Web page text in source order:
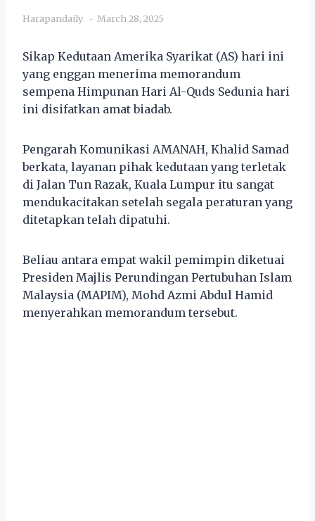
Harapandaily March 28, 2025
Sikap Kedutaan Amerika Syarikat (AS) hari ini
yang enggan menerima memorandum
sempena Himpunan Hari Al-Quds Sedunia hari
ini disifatkan amat biadab.
Pengarah Komunikasi AMANAH, Khalid Samad
berkata, layanan pihak kedutaan yang terletak
di Jalan Tun Razak, Kuala Lumpur itu sangat
mendukacitakan setelah segala peraturan yang
ditetapkan telah dipatuhi.
Beliau antara empat wakil pemimpin diketuai
Presiden Majlis Perundingan Pertubuhan Islam
Malaysia (MAPIM), Mohd Azmi Abdul Hamid
menyerahkan memorandum tersebut.